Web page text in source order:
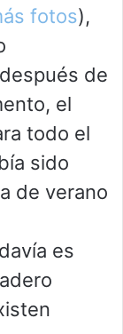
fotos),
de
el
todo el
sido
de verano
es